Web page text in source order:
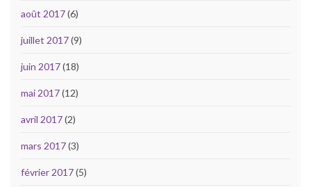
août 2017(6)
juillet 2017(9)
juin 2017(18)
mai 2017(12)
avril 2017(2)
mars 2017(3)
février 2017(5)